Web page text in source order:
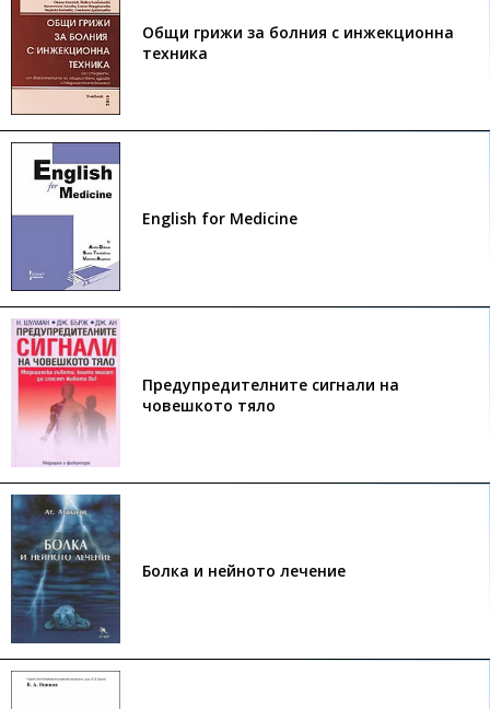
Общи грижи за болния с инжекционна
техника
English for Medicine
Предупредителните сигнали на
човешкото тяло
Болка и нейното лечение